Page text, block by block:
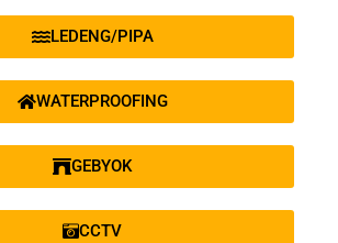
LEDENG/PIPA
WATERPROOFING
GEBYOK
CCTV